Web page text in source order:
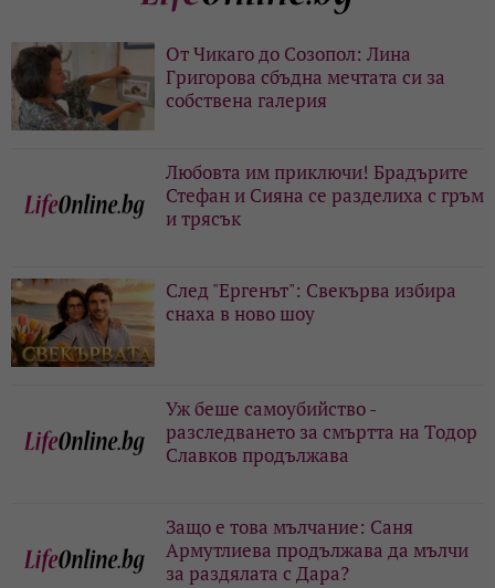
От Чикаго до Созопол: Лина
Григорова сбъдна мечтата си за
собствена галерия
Любовта им приключи! Брадърите
Стефан и Сияна се разделиха с гръм
и трясък
След "Ергенът": Свекърва избира
снаха в ново шоу
Уж беше самоубийство -
разследването за смъртта на Тодор
Славков продължава
Защо е това мълчание: Саня
Армутлиева продължава да мълчи
за раздялата с Дара?